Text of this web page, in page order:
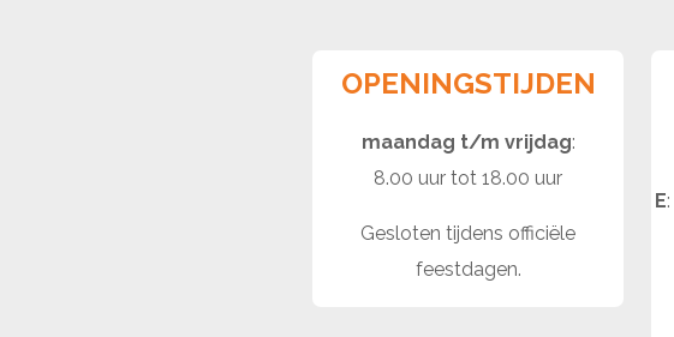
OPENINGSTIJDEN
maandag t/m vrijdag:
8.00 uur tot 18.00 uur
Gesloten tijdens officiële
feestdagen.
E: